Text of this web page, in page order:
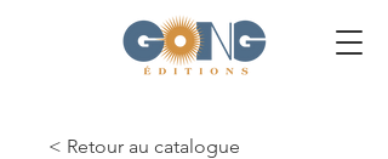
< Retour au catalogue